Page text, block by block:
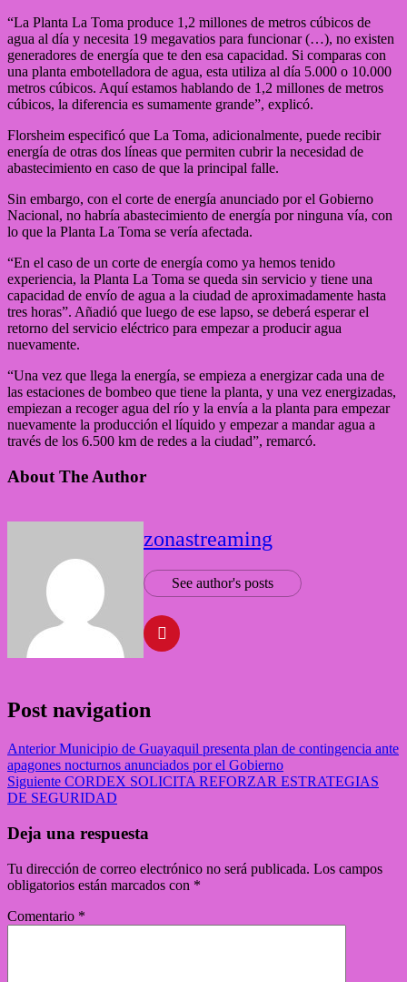
“La Planta La Toma produce 1,2 millones de metros cúbicos de
agua al día y necesita 19 megavatios para funcionar (…), no existen
generadores de energía que te den esa capacidad. Si comparas con
una planta embotelladora de agua, esta utiliza al día 5.000 o 10.000
metros cúbicos. Aquí estamos hablando de 1,2 millones de metros
cúbicos, la diferencia es sumamente grande”, explicó.
Florsheim especificó que La Toma, adicionalmente, puede recibir
energía de otras dos líneas que permiten cubrir la necesidad de
abastecimiento en caso de que la principal falle.
Sin embargo, con el corte de energía anunciado por el Gobierno
Nacional, no habría abastecimiento de energía por ninguna vía, con
lo que la Planta La Toma se vería afectada.
“En el caso de un corte de energía como ya hemos tenido
experiencia, la Planta La Toma se queda sin servicio y tiene una
capacidad de envío de agua a la ciudad de aproximadamente hasta
tres horas”. Añadió que luego de ese lapso, se deberá esperar el
retorno del servicio eléctrico para empezar a producir agua
nuevamente.
“Una vez que llega la energía, se empieza a energizar cada una de
las estaciones de bombeo que tiene la planta, y una vez energizadas,
empiezan a recoger agua del río y la envía a la planta para empezar
nuevamente la producción el líquido y empezar a mandar agua a
través de los 6.500 km de redes a la ciudad”, remarcó.
About The Author
zonastreaming
See author's posts
Post navigation
AnteriorMunicipio de Guayaquil presenta plan de contingencia ante
apagones nocturnos anunciados por el Gobierno
Siguiente CORDEX SOLICITA REFORZAR ESTRATEGIAS
DE SEGURIDAD
Deja una respuesta
Tu dirección de correo electrónico no será publicada. Los campos
obligatorios están marcados con *
Comentario *